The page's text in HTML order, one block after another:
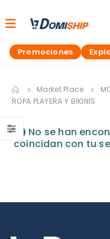
Promociones
Market Place
ROPA PLAYERA Y BIKINIS
No se han
coincidan con tu